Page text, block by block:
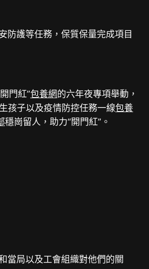
防護等任務，保質保量完成項目
門紅”包養網的六年夜專項舉動，
孩子以及疫情防控任務一線包養
穩崗留人，助力“開門紅”。
當局以及工會組織對他們的關